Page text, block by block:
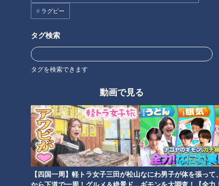
ラグビー
タグ検索
タグを検索できます
動画で見る
【四国一周】軽トラ女子三田が松山
から下道で一周！グルメ＆絶景ドラ
なにわ男子が体を張って
ギモンを大調査！【全力
な麺の店ランキング」！第5位
＆第4位を発表 極太麺と混ぜて
食べる「新名古屋めし」もラン
を発見！ 最新グルメランキング
も発表 1位に輝いたのはあの
「名古屋めし」！？